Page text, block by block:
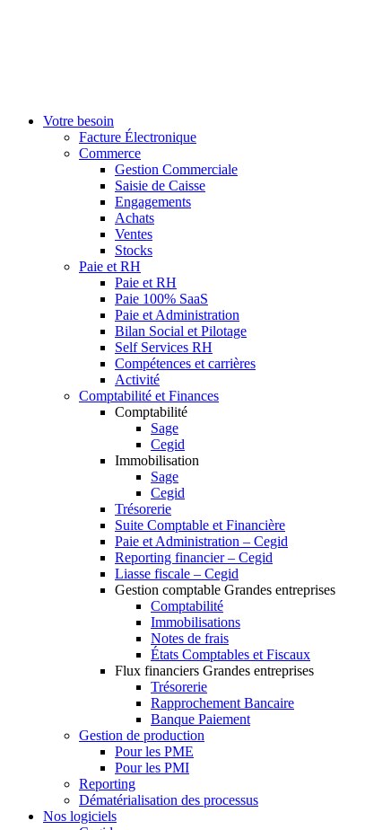
Votre besoin
Facture Électronique
Commerce
Gestion Commerciale
Saisie de Caisse
Engagements
Achats
Ventes
Stocks
Paie et RH
Paie et RH
Paie 100% SaaS
Paie et Administration
Bilan Social et Pilotage
Self Services RH
Compétences et carrières
Activité
Comptabilité et Finances
Comptabilité
Sage
Cegid
Immobilisation
Sage
Cegid
Trésorerie
Suite Comptable et Financière
Paie et Administration – Cegid
Reporting financier – Cegid
Liasse fiscale – Cegid
Gestion comptable Grandes entreprises
Comptabilité
Immobilisations
Notes de frais
États Comptables et Fiscaux
Flux financiers Grandes entreprises
Trésorerie
Rapprochement Bancaire
Banque Paiement
Gestion de production
Pour les PME
Pour les PMI
Reporting
Dématérialisation des processus
Nos logiciels